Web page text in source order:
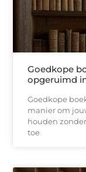
Goedkope
opgeruimd
Goedkope
manier om
houden
toe